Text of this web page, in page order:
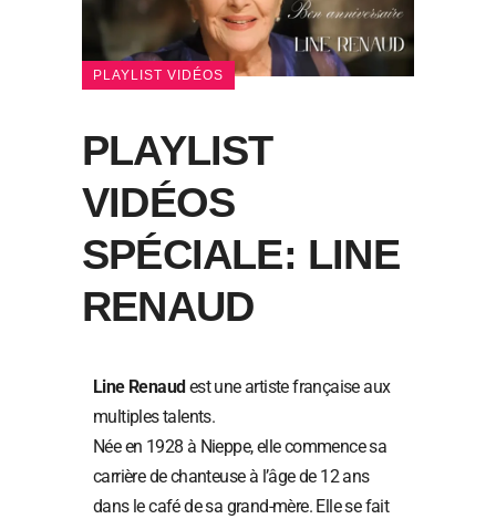
PLAYLIST VIDÉOS
PLAYLIST
VIDÉOS
SPÉCIALE: LINE
RENAUD
Line Renaudest une artiste française aux
multiples talents.
Née en 1928 à Nieppe, elle commence sa
carrière de chanteuse à l’âge de 12 ans
dans le café de sa grand-mère. Elle se fait